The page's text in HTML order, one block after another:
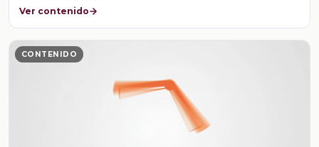
Ver contenido
CONTENIDO